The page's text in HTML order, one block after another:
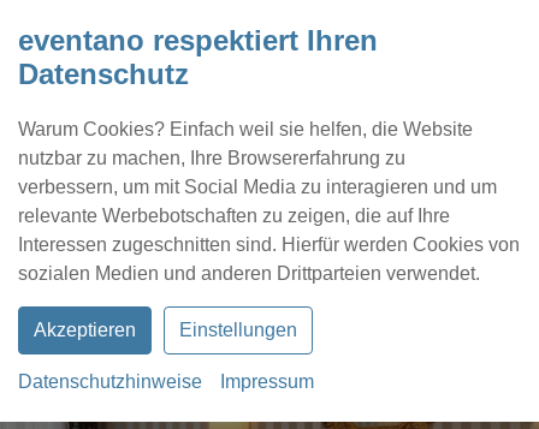
eventano respektiert Ihren
Datenschutz
Warum Cookies? Einfach weil sie helfen, die Website
nutzbar zu machen, Ihre Browsererfahrung zu
verbessern, um mit Social Media zu interagieren und um
relevante Werbebotschaften zu zeigen, die auf Ihre
Interessen zugeschnitten sind. Hierfür werden Cookies von
sozialen Medien und anderen Drittparteien verwendet.
Akzeptieren Einstellungen
Datenschutzhinweise Impressum
Kontakt Location eintragen Profil